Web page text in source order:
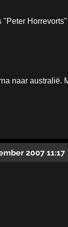
Horrevorts"
naar australië.
2007 11:17